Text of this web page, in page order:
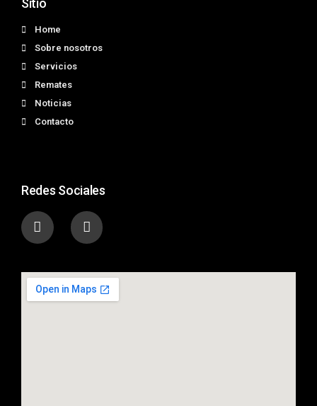
Sitio
Home
Sobre nosotros
Servicios
Remates
Noticias
Contacto
Redes Sociales